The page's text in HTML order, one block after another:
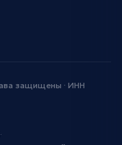
защищены · ИНН
·